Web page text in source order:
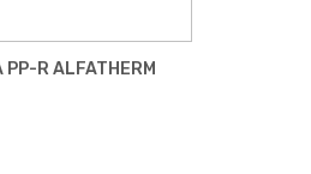
PP-R ALFATHERM